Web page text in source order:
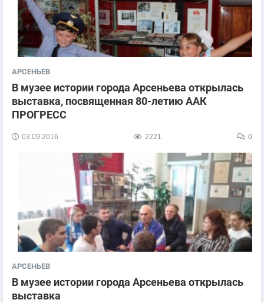
АРСЕНЬЕВ
В музее истории города Арсеньева открылась
выставка, посвященная 80-летию ААК
ПРОГРЕСС
03.09.2016 2221 0
АРСЕНЬЕВ
В музее истории города Арсеньева открылась
выставка